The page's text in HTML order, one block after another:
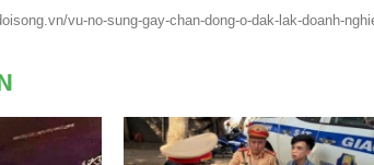
vu-no-sung-gay-chan-dong-o-dak-lak-doanh-